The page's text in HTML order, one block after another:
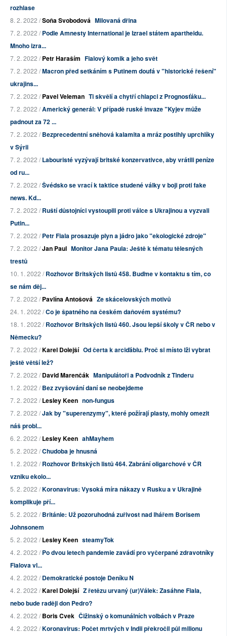
rozhlase
8. 2. 2022 /Soňa Svobodová Milovaná dřina
7. 2. 2022 /Podle Amnesty International je Izrael státem apartheidu.
Mnoho izra...
7. 2. 2022 /Petr Haraším Fialový komik a jeho svět
7. 2. 2022 /Macron před setkáním s Putinem doufá v "historické řešení"
ukrajins...
7. 2. 2022 /Pavel Veleman Ti skvělí a chytří chlapci z Prognosťáku...
7. 2. 2022 /Americký generál: V případě ruské invaze "Kyjev může
padnout za 72 ...
7. 2. 2022 /Bezprecedentní sněhová kalamita a mráz postihly uprchlíky
v Sýrii
7. 2. 2022 /Labouristé vyzývají britské konzervativce, aby vrátili peníze
od ru...
7. 2. 2022 /Švédsko se vrací k taktice studené války v boji proti fake
news. Kd...
7. 2. 2022 /Ruští důstojníci vystoupili proti válce s Ukrajinou a vyzvali
Putin...
7. 2. 2022 /Petr Fiala prosazuje plyn a jádro jako "ekologické zdroje"
7. 2. 2022 /Jan Paul Monitor Jana Paula: Ještě k tématu tělesných
trestů
10. 1. 2022 /Rozhovor Britských listů 458. Buďme v kontaktu s tím, co
se nám děj...
7. 2. 2022 /Pavlína Antošová Ze skácelovských motivů
24. 1. 2022 /Co je špatného na českém daňovém systému?
18. 1. 2022 /Rozhovor Britských listů 460. Jsou lepší školy v ČR nebo v
Německu?
7. 2. 2022 /Karel Dolejší Od čerta k arciďáblu. Proč si místo lži vybrat
ještě větší lež?
7. 2. 2022 /David Marenčák Manipulátoři a Podvodník z Tinderu
1. 2. 2022 /Bez zvyšování daní se neobejdeme
7. 2. 2022 /Lesley Keen non-fungus
7. 2. 2022 /Jak by "superenzymy", které požírají plasty, mohly omezit
náš probl...
6. 2. 2022 /Lesley Keen ahMayhem
5. 2. 2022 /Chudoba je hnusná
1. 2. 2022 /Rozhovor Britských listů 464. Zabrání oligarchové v ČR
vzniku ekolo...
5. 2. 2022 /Koronavirus: Vysoká míra nákazy v Rusku a v Ukrajině
komplikuje pří...
5. 2. 2022 /Británie: Už pozoruhodná zuřivost nad lhářem Borisem
Johnsonem
5. 2. 2022 /Lesley Keen steamyTok
4. 2. 2022 /Po dvou letech pandemie zavádí pro vyčerpané zdravotníky
Fialova vl...
4. 2. 2022 /Demokratické postoje Deníku N
4. 2. 2022 /Karel Dolejší Z řetězu urvaný (ur)Válek: Zasáhne Fiala,
nebo bude raději don Pedro?
4. 2. 2022 /Boris Cvek Čižinský o komunálních volbách v Praze
4. 2. 2022 /Koronavirus: Počet mrtvých v Indii překročil půl milionu